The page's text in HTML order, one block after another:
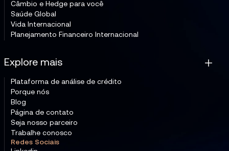
Câmbio e Hedge para você
Saúde Global
Vida Internacional
Planejamento Financeiro Internacional
Explore mais
Plataforma de análise de crédito
Porque nós
Blog
Página de contato
Seja nosso parceiro
Trabalhe conosco
Redes Sociais